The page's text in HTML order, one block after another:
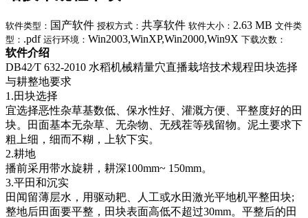
软件类型： 国产软件 授权方式： 共享软件 软件大小： 2.63 MB 文件类
型： .pdf 运行环境： Win2003,WinXP,Win2000,Win9X 下载次数：
软件介绍
DB42∕T 632-2010 水稻机械精量穴直播栽培技术规程田块选择
与耕整地要求
1.田块选择
宜选择恶性杂草基数低、保水性好、灌溉方便、平整度好的田
块。田面基本无杂草、无杂物、无残茬等残留物。泥土要求下
粗上细，细而不糊，上软下实。
2.耕地
播前采用带水旋耕，耕深100mm~ 150mm。
3.平田和沉实
田闻留薄层水，用驱动耙、人工或水田激光平地机平整田块;
整地后田面要平整，田块表面高低不超过30mm。平整后的田